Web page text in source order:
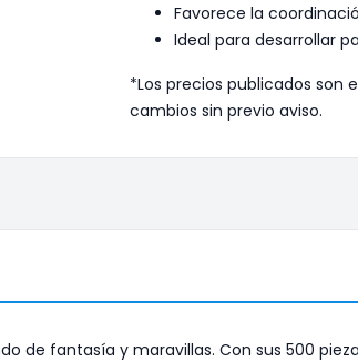
Favorece la
Ideal para desarrollar
*Los precios publicados son
cambios sin previo aviso.
de fantasía y maravillas. Con sus 500